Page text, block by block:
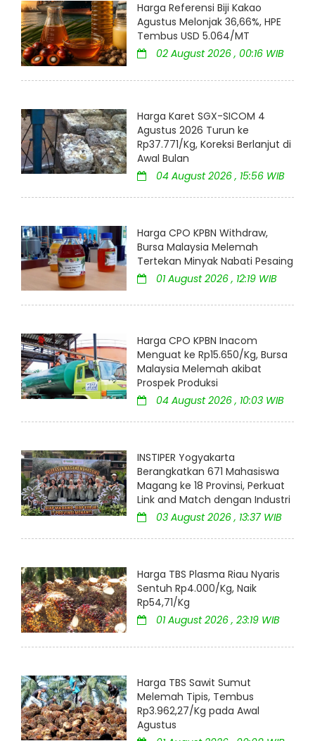
Harga Referensi Biji Kakao
Agustus Melonjak 36,66%, HPE
Tembus USD 5.064/MT
02 August 2026 , 00:16 WIB
Harga Karet SGX-SICOM 4
Agustus 2026 Turun ke
Rp37.771/Kg, Koreksi Berlanjut di
Awal Bulan
04 August 2026 , 15:56 WIB
Harga CPO KPBN Withdraw,
Bursa Malaysia Melemah
Tertekan Minyak Nabati Pesaing
01 August 2026 , 12:19 WIB
Harga CPO KPBN Inacom
Menguat ke Rp15.650/Kg, Bursa
Malaysia Melemah akibat
Prospek Produksi
04 August 2026 , 10:03 WIB
INSTIPER Yogyakarta
Berangkatkan 671 Mahasiswa
Magang ke 18 Provinsi, Perkuat
Link and Match dengan Industri
03 August 2026 , 13:37 WIB
Harga TBS Plasma Riau Nyaris
Sentuh Rp4.000/Kg, Naik
Rp54,71/Kg
01 August 2026 , 23:19 WIB
Harga TBS Sawit Sumut
Melemah Tipis, Tembus
Rp3.962,27/Kg pada Awal
Agustus